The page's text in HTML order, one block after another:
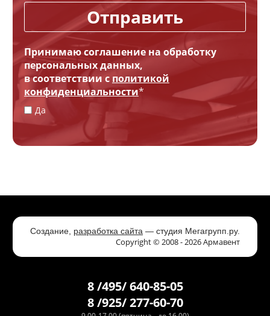
Отправить
Принимаю соглашение на обработку
персональных данных,
в соответствии с политикой
конфиденциальности*
Да
Создание, разработка сайта — студия Мегагрупп.ру.
Copyright © 2008 - 2026 Армавент
8 /495/ 640-85-05
8 /925/ 277-60-70